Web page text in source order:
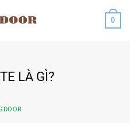
0
LÀ GÌ?